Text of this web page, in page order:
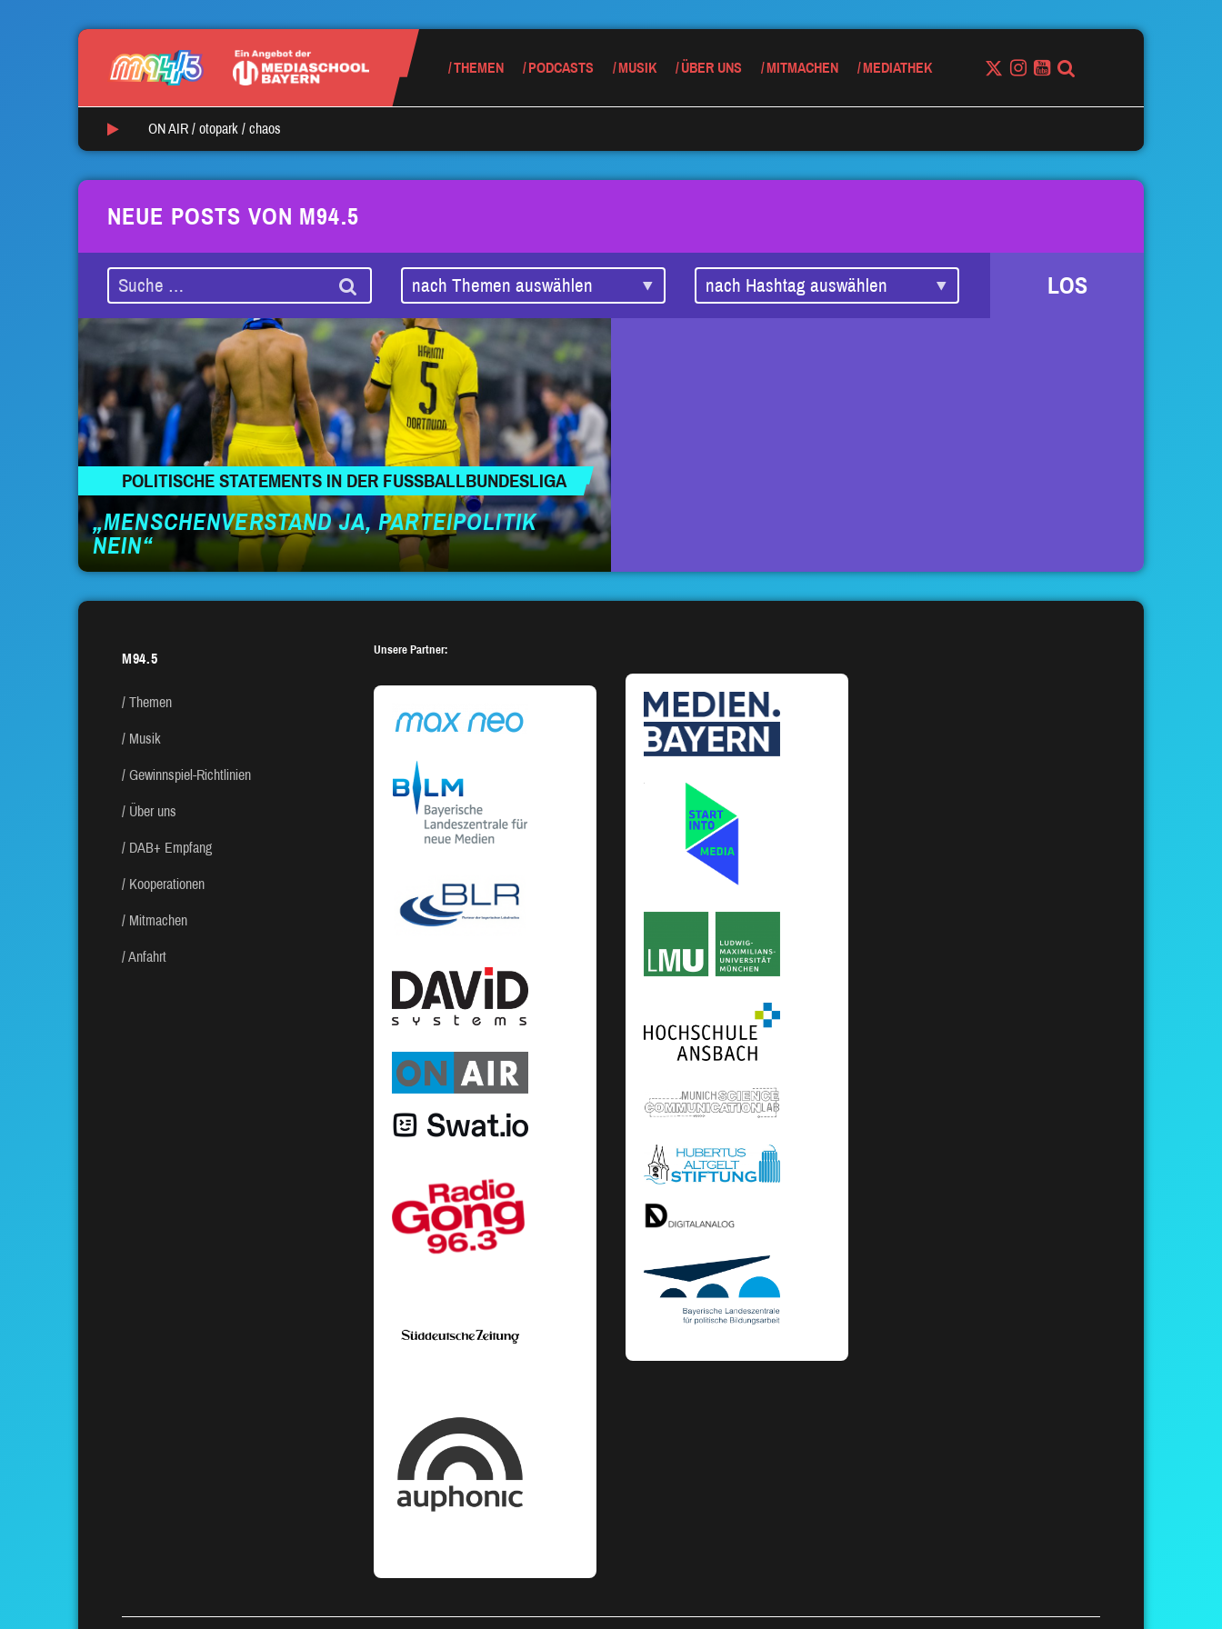
THEMEN PODCASTS MUSIK ÜBER UNS MITMACHEN MEDIATHEK
ON AIR / otopark / chaos
NEUE POSTS VON M94.5
LOS
POLITISCHE STATEMENTS IN DER FUSSBALLBUNDESLIGA
„MENSCHENVERSTAND JA, PARTEIPOLITIK
NEIN“
M94.5
Themen
Musik
Gewinnspiel-Richtlinien
Über uns
DAB+ Empfang
Kooperationen
Mitmachen
Anfahrt
Unsere Partner: